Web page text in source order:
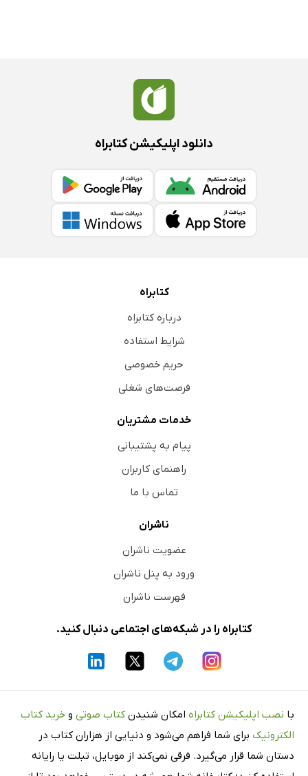
دانلود اپلیکیشن کتابراه
کتابراه
درباره کتابراه
شرایط استفاده
حریم خصوصی
فرصت‌های شغلی
خدمات مشتریان
پیام به پشتیبانی
راهنمای کاربران
تماس با ما
ناشران
عضویت ناشران
ورود به پنل ناشران
فهرست ناشران
کتابراه را در شبکه‌های اجتماعی دنبال کنید.
با نصب اپلیکیشن کتابراه امکان شنیدن کتاب صوتی و خرید کتاب
الکترونیک برای شما فراهم می‌شود و دنیایی از هزاران کتاب در
دستان شما قرار می‌گیرد. فرقی نمی‌کند از موبایل، تبلت یا رایانه